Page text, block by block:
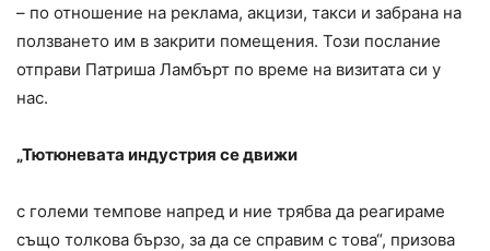
– по отношение на реклама, акцизи, такси и забрана на
ползването им в закрити помещения. Този послание
отправи Патриша Ламбърт по време на визитата си у
нас.
„Тютюневата индустрия се движи
с големи темпове напред и ние трябва да реагираме
също толкова бързо, за да се справим с това“, призова